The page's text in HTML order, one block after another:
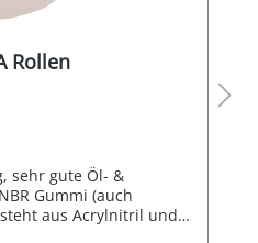
Rollen
sehr gute Öl- &
Gummi (auch
aus Acrylnitril und